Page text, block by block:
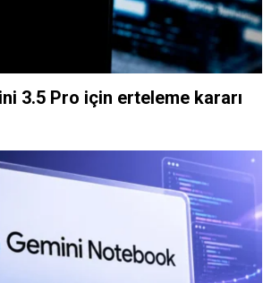
3.5 Pro için erteleme kararı